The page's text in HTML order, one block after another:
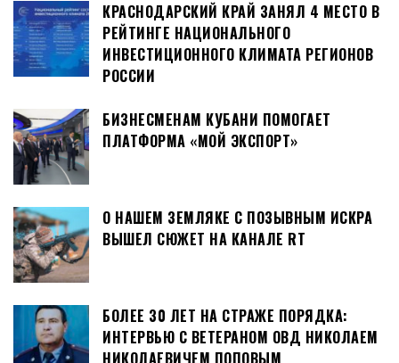
КРАСНОДАРСКИЙ КРАЙ ЗАНЯЛ 4 МЕСТО В
РЕЙТИНГЕ НАЦИОНАЛЬНОГО
ИНВЕСТИЦИОННОГО КЛИМАТА РЕГИОНОВ
РОССИИ
БИЗНЕСМЕНАМ КУБАНИ ПОМОГАЕТ
ПЛАТФОРМА «МОЙ ЭКСПОРТ»
О НАШЕМ ЗЕМЛЯКЕ С ПОЗЫВНЫМ ИСКРА
ВЫШЕЛ СЮЖЕТ НА КАНАЛЕ RT
БОЛЕЕ 30 ЛЕТ НА СТРАЖЕ ПОРЯДКА:
ИНТЕРВЬЮ С ВЕТЕРАНОМ ОВД НИКОЛАЕМ
НИКОЛАЕВИЧЕМ ПОПОВЫМ